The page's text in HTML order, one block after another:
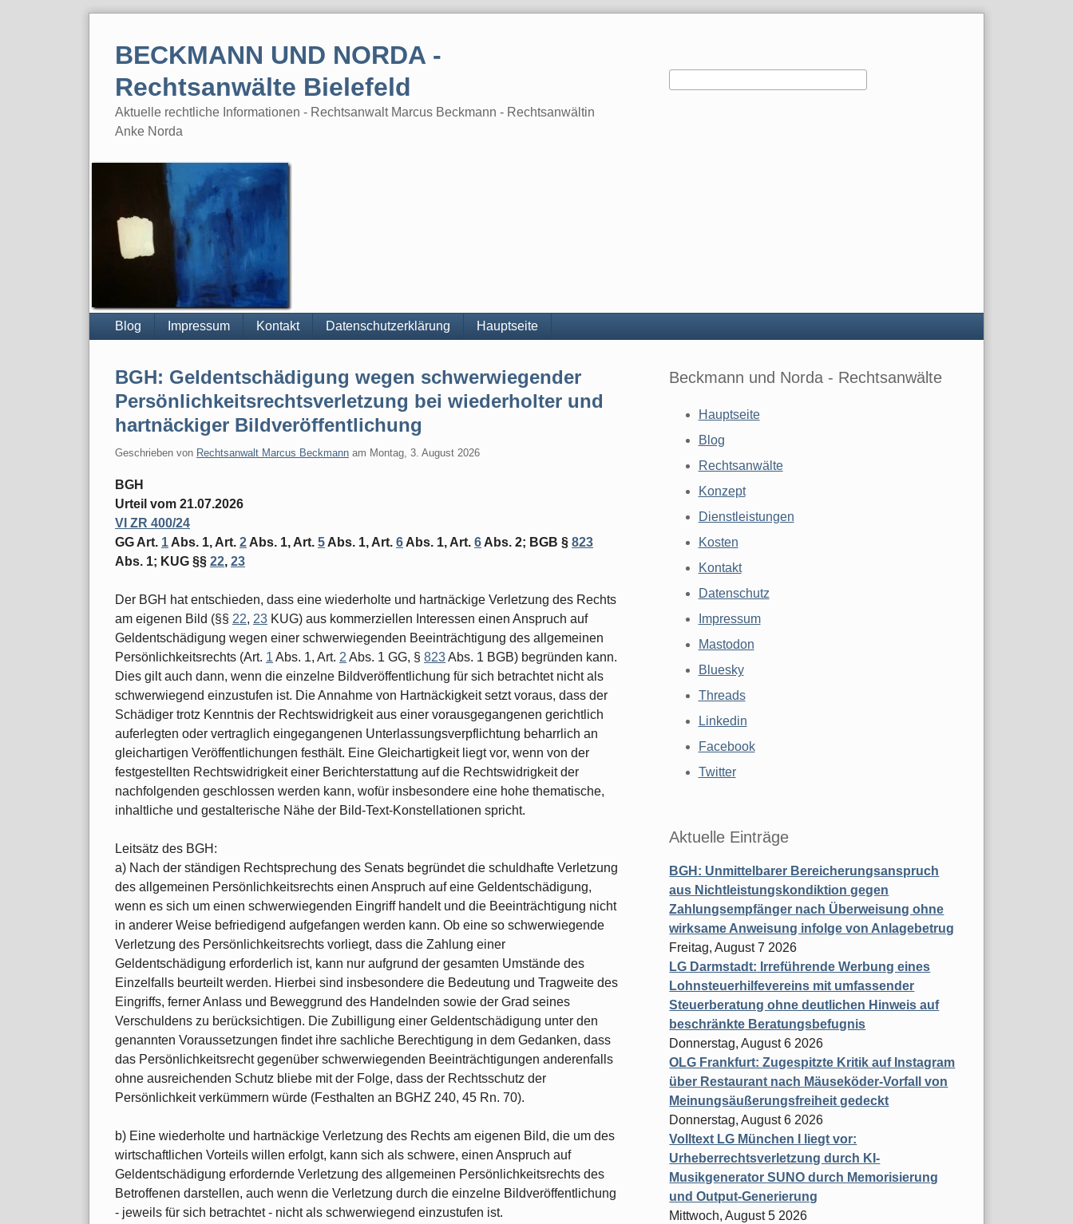
BECKMANN UND NORDA -
Rechtsanwälte Bielefeld
Aktuelle rechtliche Informationen - Rechtsanwalt Marcus Beckmann - Rechtsanwältin
Anke Norda
Blog Impressum Kontakt Datenschutzerklärung Hauptseite
BGH: Geldentschädigung wegen schwerwiegender
Persönlichkeitsrechtsverletzung bei wiederholter und
hartnäckiger Bildveröffentlichung
Geschrieben von Rechtsanwalt Marcus Beckmann am Montag, 3. August 2026
BGH
Urteil vom 21.07.2026
VI ZR 400/24
GG Art. 1 Abs. 1, Art. 2 Abs. 1, Art. 5 Abs. 1, Art. 6 Abs. 1, Art. 6 Abs. 2; BGB § 823
Abs. 1; KUG §§ 22, 23
Der BGH hat entschieden, dass eine wiederholte und hartnäckige Verletzung des Rechts
am eigenen Bild (§§ 22, 23 KUG) aus kommerziellen Interessen einen Anspruch auf
Geldentschädigung wegen einer schwerwiegenden Beeinträchtigung des allgemeinen
Persönlichkeitsrechts (Art. 1 Abs. 1, Art. 2 Abs. 1 GG, § 823Abs. 1 BGB) begründen kann.
Dies gilt auch dann, wenn die einzelne Bildveröffentlichung für sich betrachtet nicht als
schwerwiegend einzustufen ist. Die Annahme von Hartnäckigkeit setzt voraus, dass der
Schädiger trotz Kenntnis der Rechtswidrigkeit aus einer vorausgegangenen gerichtlich
auferlegten oder vertraglich eingegangenen Unterlassungsverpflichtung beharrlich an
gleichartigen Veröffentlichungen festhält. Eine Gleichartigkeit liegt vor, wenn von der
festgestellten Rechtswidrigkeit einer Berichterstattung auf die Rechtswidrigkeit der
nachfolgenden geschlossen werden kann, wofür insbesondere eine hohe thematische,
inhaltliche und gestalterische Nähe der Bild-Text-Konstellationen spricht.
Leitsätz des BGH:
a) Nach der ständigen Rechtsprechung des Senats begründet die schuldhafte Verletzung
des allgemeinen Persönlichkeitsrechts einen Anspruch auf eine Geldentschädigung,
wenn es sich um einen schwerwiegenden Eingriff handelt und die Beeinträchtigung nicht
in anderer Weise befriedigend aufgefangen werden kann. Ob eine so schwerwiegende
Verletzung des Persönlichkeitsrechts vorliegt, dass die Zahlung einer
Geldentschädigung erforderlich ist, kann nur aufgrund der gesamten Umstände des
Einzelfalls beurteilt werden. Hierbei sind insbesondere die Bedeutung und Tragweite des
Eingriffs, ferner Anlass und Beweggrund des Handelnden sowie der Grad seines
Verschuldens zu berücksichtigen. Die Zubilligung einer Geldentschädigung unter den
genannten Voraussetzungen findet ihre sachliche Berechtigung in dem Gedanken, dass
das Persönlichkeitsrecht gegenüber schwerwiegenden Beeinträchtigungen anderenfalls
ohne ausreichenden Schutz bliebe mit der Folge, dass der Rechtsschutz der
Persönlichkeit verkümmern würde (Festhalten an BGHZ 240, 45 Rn. 70).
b) Eine wiederholte und hartnäckige Verletzung des Rechts am eigenen Bild, die um des
wirtschaftlichen Vorteils willen erfolgt, kann sich als schwere, einen Anspruch auf
Geldentschädigung erfordernde Verletzung des allgemeinen Persönlichkeitsrechts des
Betroffenen darstellen, auch wenn die Verletzung durch die einzelne Bildveröffentlichung
- jeweils für sich betrachtet - nicht als schwerwiegend einzustufen ist.
Beckmann und Norda - Rechtsanwälte
Hauptseite
Blog
Rechtsanwälte
Konzept
Dienstleistungen
Kosten
Kontakt
Datenschutz
Impressum
Mastodon
Bluesky
Threads
Linkedin
Facebook
Twitter
Aktuelle Einträge
BGH: Unmittelbarer Bereicherungsanspruch
aus Nichtleistungskondiktion gegen
Zahlungsempfänger nach Überweisung ohne
wirksame Anweisung infolge von Anlagebetrug
Freitag, August 7 2026
LG Darmstadt: Irreführende Werbung eines
Lohnsteuerhilfevereins mit umfassender
Steuerberatung ohne deutlichen Hinweis auf
beschränkte Beratungsbefugnis
Donnerstag, August 6 2026
OLG Frankfurt: Zugespitzte Kritik auf Instagram
über Restaurant nach Mäuseköder-Vorfall von
Meinungsäußerungsfreiheit gedeckt
Donnerstag, August 6 2026
Volltext LG München I liegt vor:
Urheberrechtsverletzung durch KI-
Musikgenerator SUNO durch Memorisierung
und Output-Generierung
Mittwoch, August 5 2026